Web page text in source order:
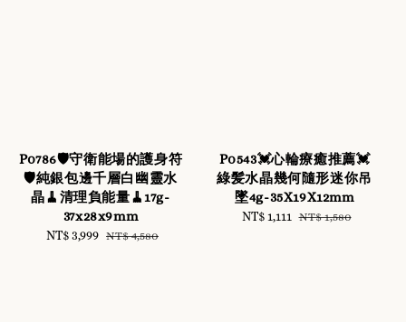
P0786🛡️守衛能場的護身符
🛡️純銀包邊千層白幽靈水
晶🧹清理負能量🧹17g-
37x28x9mm
Sale
NT$ 3,999 Regular
NT$ 4,580
P0543💓心輪療癒推薦💓
綠髪水晶幾何隨形迷你吊
墜4g-35X19X12mm
Sale
NT$ 1,111 Regular
NT$ 1,580